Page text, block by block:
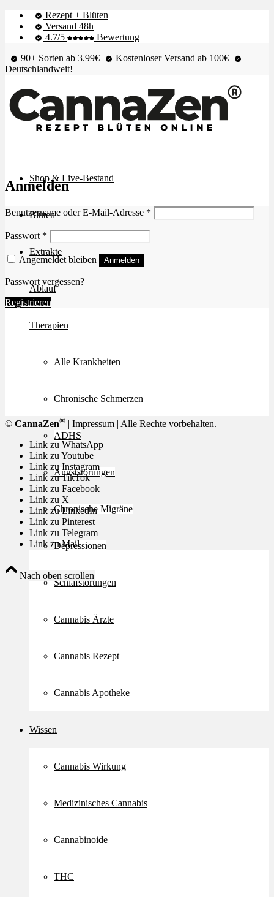
Rezept + Blüten
Versand 48h
4.7/5
Bewertung
90+ Sorten ab 3.99€
Kostenloser Versand ab 100€
Deutschlandweit!
Shop & Live-Bestand
Blüten
Extrakte
Ablauf
Therapien
Alle Krankheiten
Chronische Schmerzen
ADHS
Angststörungen
Chronische Migräne
Depressionen
Schlafstörungen
Cannabis Ärzte
Cannabis Rezept
Cannabis Apotheke
Wissen
Cannabis Wirkung
Medizinisches Cannabis
Cannabinoide
THC
Anmelden
Benutzername oder E-Mail-Adresse * Erforderlich
Passwort * Erforderlich
Angemeldet bleiben Anmelden
Passwort vergessen?
Registrieren
© CannaZen® | Impressum | Alle Rechte vorbehalten.
Link zu WhatsApp
Link zu Youtube
Link zu Instagram
Link zu TikTok
Link zu Facebook
Link zu X
Link zu LinkedIn
Link zu Pinterest
Link zu Telegram
Link zu Mail
Nach oben scrollen